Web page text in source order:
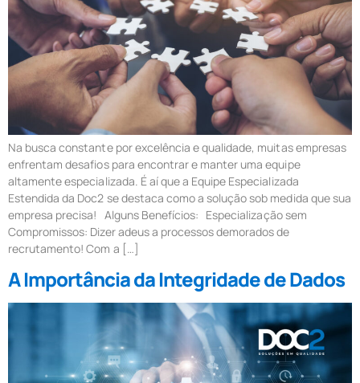
Na busca constante por excelência e qualidade, muitas empresas
enfrentam desafios para encontrar e manter uma equipe
altamente especializada. É aí que a Equipe Especializada
Estendida da Doc2 se destaca como a solução sob medida que sua
empresa precisa! Alguns Benefícios: Especialização sem
Compromissos: Dizer adeus a processos demorados de
recrutamento! Com a […]
A Importância da Integridade de Dados